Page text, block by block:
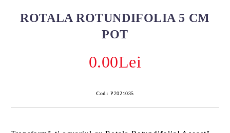
ROTALA ROTUNDIFOLIA 5 CM
POT
0.00Lei
Cod: P2021035